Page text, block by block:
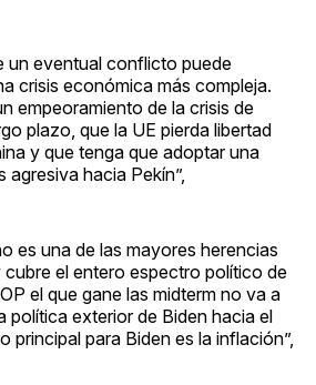
un eventual conflicto puede
crisis económica más compleja.
empeoramiento de la crisis de
plazo, que la UE pierda libertad
y que tenga que adoptar una
hacia Pekín”,
es una de las mayores herencias
el entero espectro político de
el que gane las midterm no va a
política exterior de Biden hacia el
principal para Biden es la inflación”,